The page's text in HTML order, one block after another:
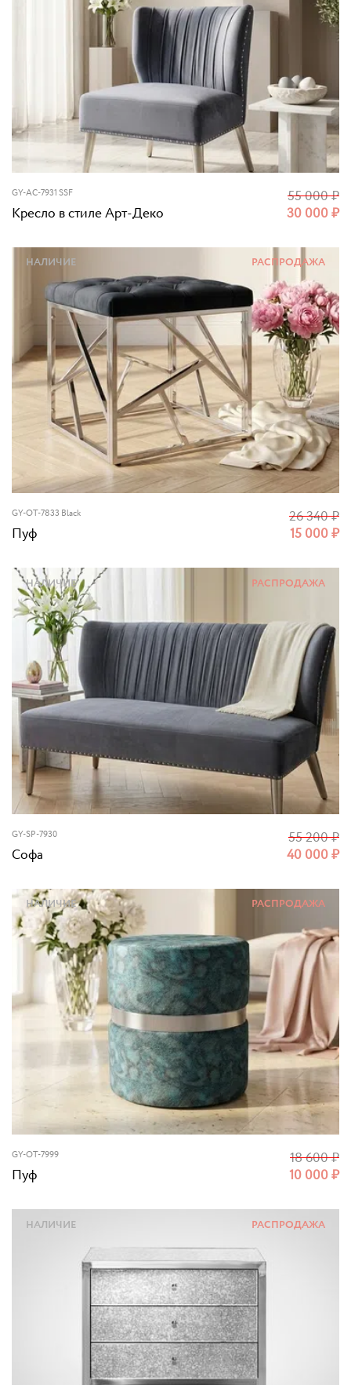
GY-AC-7931 SSF
Кресло в стиле Арт-Деко 30 000₽
55 000₽
GY-OT-7833 Black
Пуф 15 000₽
26 340₽
РАСПРОДАЖА
НАЛИЧИЕ
GY-SP-7930
Софа 40 000₽
55 200₽
РАСПРОДАЖА
НАЛИЧИЕ
GY-OT-7999
Пуф 10 000₽
18 600₽
РАСПРОДАЖА
НАЛИЧИЕ
РАСПРОДАЖА
НАЛИЧИЕ